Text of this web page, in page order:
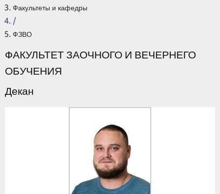
Факультеты и кафедры
/
ФЗВО
ФАКУЛЬТЕТ ЗАОЧНОГО И ВЕЧЕРНЕГО
ОБУЧЕНИЯ
Декан